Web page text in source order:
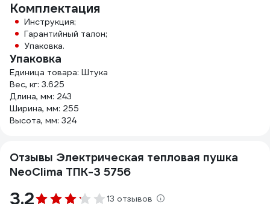
Комплектация
Инструкция;
Гарантийный талон;
Упаковка.
Упаковка
Единица товара: Штука
Вес, кг: 3.625
Длина, мм: 243
Ширина, мм: 255
Высота, мм: 324
Отзывы Электрическая тепловая пушка
NeoClima ТПК-3 5756
3.2 13 отзывов